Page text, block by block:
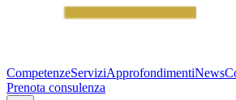
CompetenzeServiziApprofondimentiNews
Prenota consulenza